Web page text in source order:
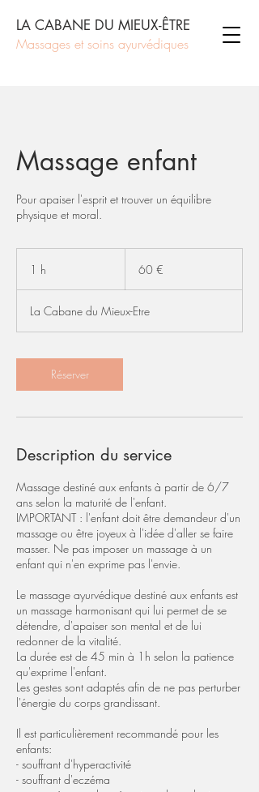
LA CABANE DU MIEUX-ÊTRE
Massages et soins ayurvédiques
Massage enfant
Pour apaiser l'esprit et trouver un équilibre
physique et moral.
1 h 60 €
La Cabane du Mieux-Etre
Réserver
Description du service
Massage destiné aux enfants à partir de 6/7
ans selon la maturité de l'enfant.
IMPORTANT : l'enfant doit être demandeur d'un
massage ou être joyeux à l'idée d'aller se faire
masser. Ne pas imposer un massage à un
enfant qui n'en exprime pas l'envie.
Le massage ayurvédique destiné aux enfants est
un massage harmonisant qui lui permet de se
détendre, d'apaiser son mental et de lui
redonner de la vitalité.
La durée est de 45 min à 1h selon la patience
qu'exprime l'enfant.
Les gestes sont adaptés afin de ne pas perturber
l'énergie du corps grandissant.
Il est particulièrement recommandé pour les
enfants:
- souffrant d'hyperactivité
- souffrant d'eczéma